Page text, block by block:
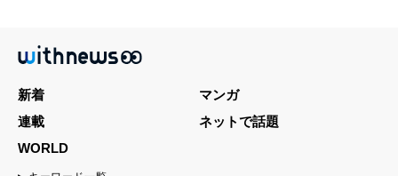
新着
マンガ
連載
ネットで話題
WORLD